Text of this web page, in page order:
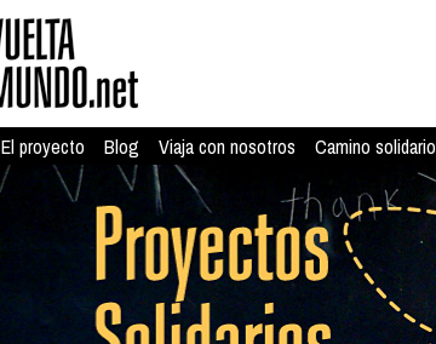
El proyecto Blog Viaja con nosotros Camino solidario